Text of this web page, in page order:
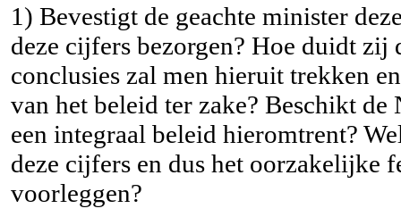
1) Bevestigt de geachte minister
deze cijfers bezorgen? Hoe duidt
conclusies zal men hieruit trekken
van het beleid ter zake? Beschikt
een integraal beleid hieromtrent?
deze cijfers en dus het oorzakelijke
voorleggen?